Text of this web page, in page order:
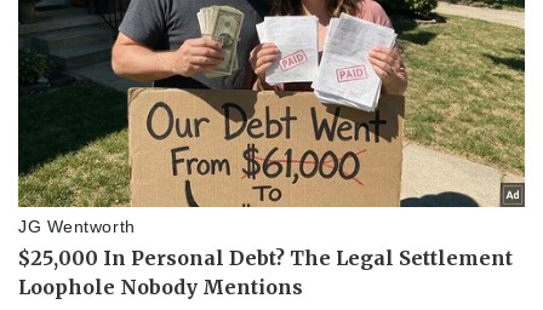
Vụ án
Tin nóng
Tư vấn luật
Vũ khí
Việt Nam
Phân tích